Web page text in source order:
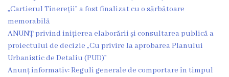
„Cartierul Tinereții” a fost finalizat cu o sărbătoare
memorabilă
ANUNȚ privind inițierea elaborării și consultarea publică a
proiectului de decizie „Cu privire la aprobarea Planului
Urbanistic de Detaliu (PUD)”
Anunț informativ: Reguli generale de comportare în timpul